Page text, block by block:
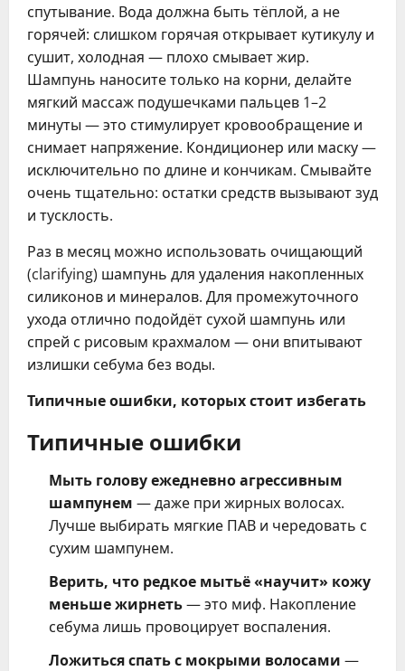
спутывание. Вода должна быть тёплой, а не
горячей: слишком горячая открывает кутикулу и
сушит, холодная — плохо смывает жир.
Шампунь наносите только на корни, делайте
мягкий массаж подушечками пальцев 1–2
минуты — это стимулирует кровообращение и
снимает напряжение. Кондиционер или маску —
исключительно по длине и кончикам. Смывайте
очень тщательно: остатки средств вызывают зуд
и тусклость.
Раз в месяц можно использовать очищающий
(clarifying) шампунь для удаления накопленных
силиконов и минералов. Для промежуточного
ухода отлично подойдёт сухой шампунь или
спрей с рисовым крахмалом — они впитывают
излишки себума без воды.
Типичные ошибки, которых стоит избегать
Типичные ошибки
Мыть голову ежедневно агрессивным
шампунем — даже при жирных волосах.
Лучше выбирать мягкие ПАВ и чередовать с
сухим шампунем.
Верить, что редкое мытьё «научит» кожу
меньше жирнеть— это миф. Накопление
себума лишь провоцирует воспаления.
Ложиться спать с мокрыми волосами —